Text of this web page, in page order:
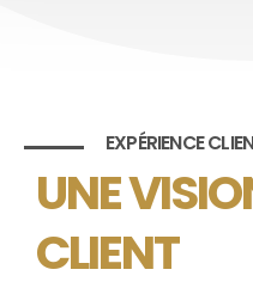
EXPÉRIENCE
UNE
CLIENT